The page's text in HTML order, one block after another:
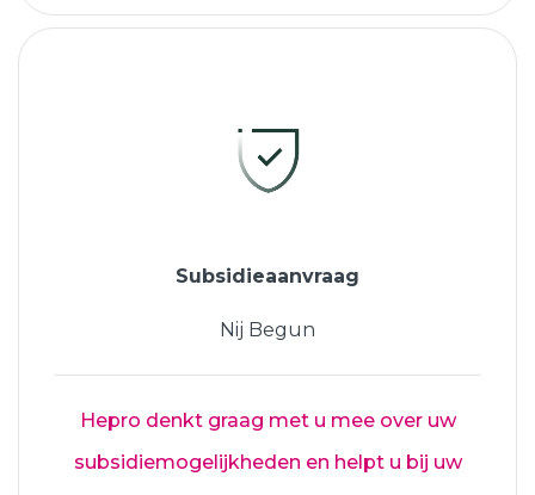
Subsidieaanvraag
Nij Begun
Hepro denkt graag met u mee over uw
subsidiemogelijkheden en helpt u bij uw